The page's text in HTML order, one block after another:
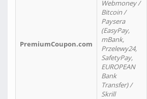
PremiumCoupon.com
Webmoney /
Bitcoin /
Paysera
(EasyPay,
mBank,
Przelewy24,
SafetyPay,
EUROPEAN
Bank
Transfer) /
Skrill